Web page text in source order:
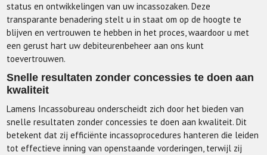
status en ontwikkelingen van uw incassozaken. Deze
transparante benadering stelt u in staat om op de hoogte te
blijven en vertrouwen te hebben in het proces, waardoor u met
een gerust hart uw debiteurenbeheer aan ons kunt
toevertrouwen.
Snelle resultaten zonder concessies te doen aan
kwaliteit
Lamens Incassobureau onderscheidt zich door het bieden van
snelle resultaten zonder concessies te doen aan kwaliteit. Dit
betekent dat zij efficiënte incassoprocedures hanteren die leiden
tot effectieve inning van openstaande vorderingen, terwijl zij